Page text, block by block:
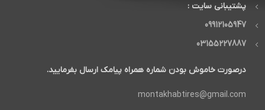
پشتیبانی سایت :
09912105947
03155227887
درصورت خاموش بودن شماره همراه پیامک ارسال بفرمایید.
montakhabtires@gmail.com